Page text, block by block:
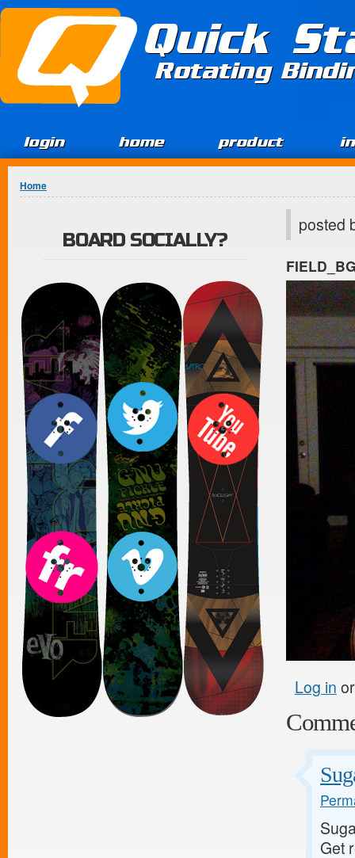
Jump to Content
Quick
Rotating
login home product
You are here
Home
posted
Log in
Get
BOARD SOCIALLY?